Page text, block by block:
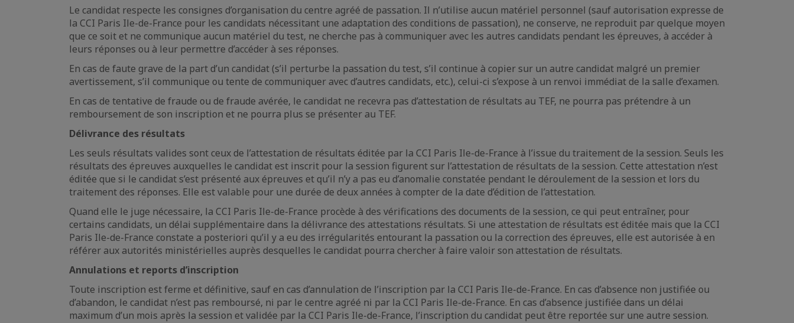
Le candidat respecte les consignes d’organisation du centre agréé de passation. Il n’utilise aucun matériel personnel (sauf autorisation expresse de
la CCI Paris Ile-de-France pour les candidats nécessitant une adaptation des conditions de passation), ne conserve, ne reproduit par quelque moyen
que ce soit et ne communique aucun matériel du test, ne cherche pas à communiquer avec les autres candidats pendant les épreuves, à accéder à
leurs réponses ou à leur permettre d’accéder à ses réponses.
En cas de faute grave de la part d’un candidat (s’il perturbe la passation du test, s’il continue à copier sur un autre candidat malgré un premier
avertissement, s’il communique ou tente de communiquer avec d’autres candidats, etc.), celui-ci s’expose à un renvoi immédiat de la salle d’examen.
En cas de tentative de fraude ou de fraude avérée, le candidat ne recevra pas d’attestation de résultats au TEF, ne pourra pas prétendre à un
remboursement de son inscription et ne pourra plus se présenter au TEF.
Délivrance des résultats
Les seuls résultats valides sont ceux de l’attestation de résultats éditée par la CCI Paris Ile-de-France à l’issue du traitement de la session. Seuls les
résultats des épreuves auxquelles le candidat est inscrit pour la session figurent sur l’attestation de résultats de la session. Cette attestation n’est
éditée que si le candidat s’est présenté aux épreuves et qu’il n’y a pas eu d’anomalie constatée pendant le déroulement de la session et lors du
traitement des réponses. Elle est valable pour une durée de deux années à compter de la date d’édition de l’attestation.
Quand elle le juge nécessaire, la CCI Paris Ile-de-France procède à des vérifications des documents de la session, ce qui peut entraîner, pour
certains candidats, un délai supplémentaire dans la délivrance des attestations résultats. Si une attestation de résultats est éditée mais que la CCI
Paris Ile-de-France constate a posteriori qu’il y a eu des irrégularités entourant la passation ou la correction des épreuves, elle est autorisée à en
référer aux autorités ministérielles auprès desquelles le candidat pourra chercher à faire valoir son attestation de résultats.
Annulations et reports d’inscription
Toute inscription est ferme et définitive, sauf en cas d’annulation de l’inscription par la CCI Paris Ile-de-France. En cas d’absence non justifiée ou
d’abandon, le candidat n’est pas remboursé, ni par le centre agréé ni par la CCI Paris Ile-de-France. En cas d’absence justifiée dans un délai
maximum d’un mois après la session et validée par la CCI Paris Ile-de-France, l’inscription du candidat peut être reportée sur une autre session.